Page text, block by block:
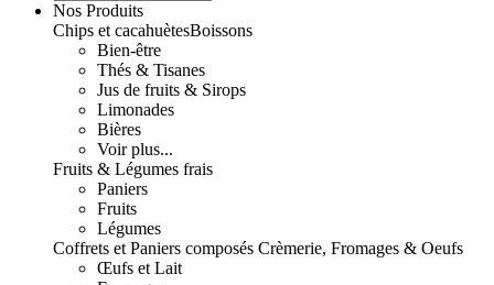
Nos Produits
Chips et cacahuètesBoissons
Bien-être
Thés & Tisanes
Jus de fruits & Sirops
Limonades
Bières
Voir plus...
Fruits & Légumes frais
Paniers
Fruits
Légumes
Coffrets et Paniers composés Crèmerie, Fromages & Oeufs
Œufs et Lait